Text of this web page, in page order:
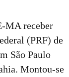
MA receber
(PRF) de
São Paulo
Montou-se